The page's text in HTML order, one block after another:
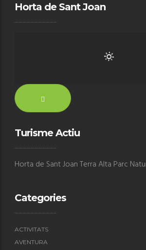
Horta de Sant Joan
Turisme Actiu
Horta de Sant Joan Terra Alta Parc
Categories
ACTIVITATS
AVENTURA